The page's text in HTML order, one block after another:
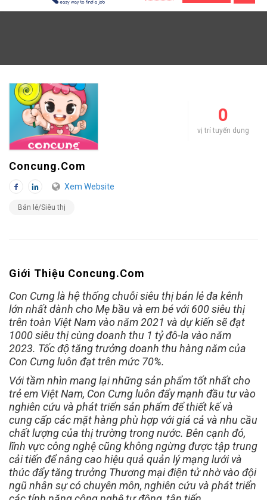
Concung.com
Xem Website
Bán lẻ/Siêu thị
0
vị trí tuyển dụng
Giới Thiệu Concung.com
Con Cưng là hệ thống chuỗi siêu thị bán lẻ đa kênh
lớn nhất dành cho Mẹ bầu và em bé với 600 siêu thị
trên toàn Việt Nam vào năm 2021 và dự kiến sẽ đạt
1000 siêu thị cùng doanh thu 1 tỷ đô-la vào năm
2023. Tốc độ tăng trưởng doanh thu hàng năm của
Con Cưng luôn đạt trên mức 70%.
Với tầm nhìn mang lại những sản phẩm tốt nhất cho
trẻ em Việt Nam, Con Cưng luôn đẩy mạnh đầu tư vào
nghiên cứu và phát triển sản phẩm để thiết kế và
cung cấp các mặt hàng phù hợp với giá cả và nhu cầu
chất lượng của thị trường trong nước. Bên cạnh đó,
lĩnh vực công nghệ cũng không ngừng được tập trung
cải tiến để nâng cao hiệu quả quản lý mạng lưới và
thúc đẩy tăng trưởng Thương mại điện tử nhờ vào đội
ngũ nhân sự có chuyên môn, nghiên cứu và phát triển